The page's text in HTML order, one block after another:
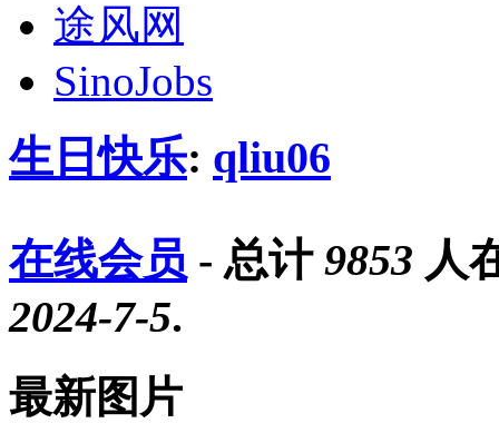
途风网
SinoJobs
生日快乐: qliu06
在线会员 - 总计 9853 人
2024-7-5.
最新图片